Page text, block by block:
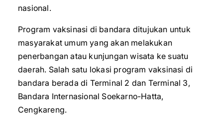
nasional.
Program vaksinasi di bandara ditujukan untuk
masyarakat umum yang akan melakukan
penerbangan atau kunjungan wisata ke suatu
daerah. Salah satu lokasi program vaksinasi di
bandara berada di Terminal 2 dan Terminal 3,
Bandara Internasional Soekarno-Hatta,
Cengkareng.